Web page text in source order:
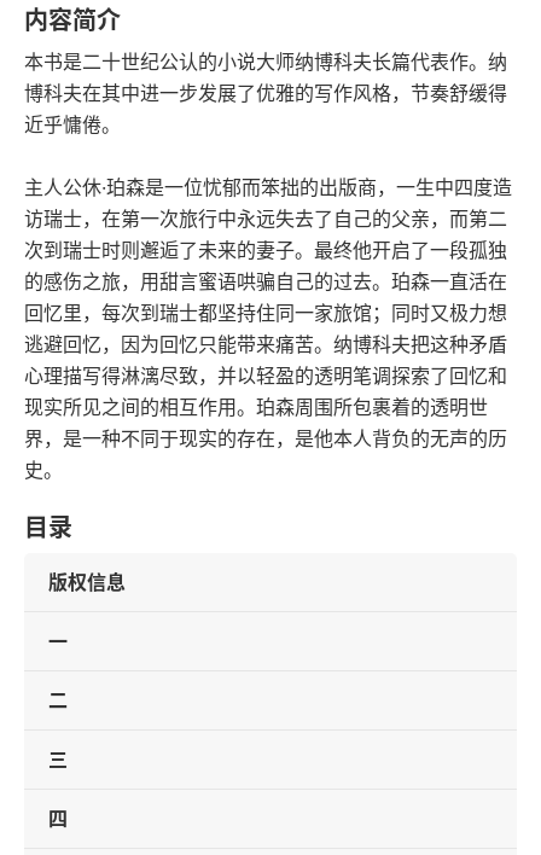
内容简介
本书是二十世纪公认的小说大师纳博科夫长篇代表作。纳
博科夫在其中进一步发展了优雅的写作风格，节奏舒缓得
近乎慵倦。
主人公休·珀森是一位忧郁而笨拙的出版商，一生中四度造
访瑞士，在第一次旅行中永远失去了自己的父亲，而第二
次到瑞士时则邂逅了未来的妻子。最终他开启了一段孤独
的感伤之旅，用甜言蜜语哄骗自己的过去。珀森一直活在
回忆里，每次到瑞士都坚持住同一家旅馆；同时又极力想
逃避回忆，因为回忆只能带来痛苦。纳博科夫把这种矛盾
心理描写得淋漓尽致，并以轻盈的透明笔调探索了回忆和
现实所见之间的相互作用。珀森周围所包裹着的透明世
界，是一种不同于现实的存在，是他本人背负的无声的历
史。
目录
版权信息
一
二
三
四